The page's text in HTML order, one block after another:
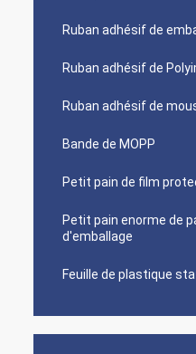
Ruban adhésif de
Ruban adhésif de
Ruban adhésif de
Bande de MOPP
Petit pain de film
Petit pain enorme de
d'emballage
Feuille de plastique